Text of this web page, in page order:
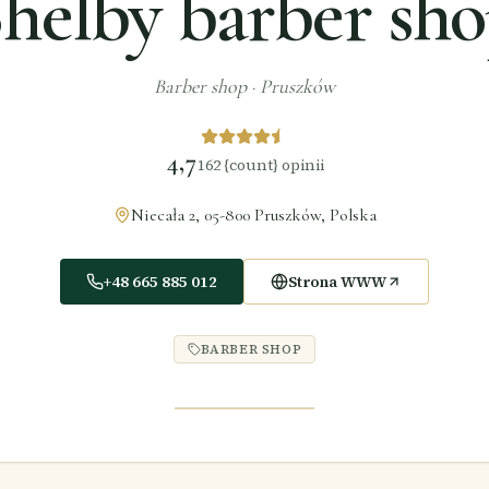
Barber shop· Pruszków
4,7162 {count} opinii
Niecała 2, 05-800 Pruszków, Polska
+48 665 885 012 Strona WWW
BARBER SHOP